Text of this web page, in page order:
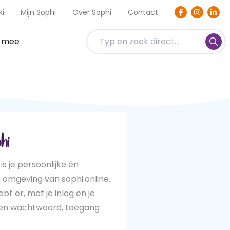
Mijn Sophi Over Sophi Contact
je persoonlijke én
van sophi.online.
er, met je inlog en je
wachtwoord, toegang